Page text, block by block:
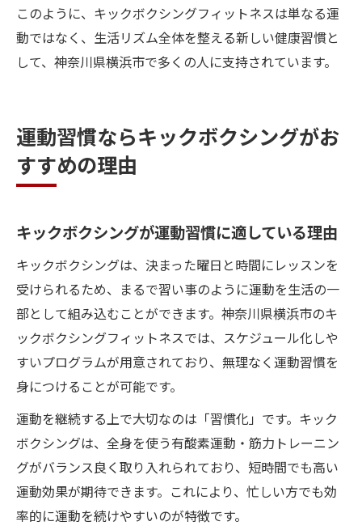
このように、キックボクシングフィットネスは単なる運
動ではなく、生活リズム全体を整える新しい健康習慣と
して、神奈川県横浜市で多くの人に支持されています。
運動習慣ならキックボクシングがお
すすめの理由
キックボクシングが運動習慣に適している理由
キックボクシングは、決まった曜日と時間にレッスンを
受けられるため、まるで習い事のように運動を生活の一
部として組み込むことができます。神奈川県横浜市のキ
ックボクシングフィットネスでは、スケジュール化しや
すいプログラムが用意されており、無理なく運動習慣を
身につけることが可能です。
運動を継続する上で大切なのは「習慣化」です。キック
ボクシングは、全身を使う有酸素運動・筋力トレーニン
グがバランス良く取り入れられており、短時間でも高い
運動効果が期待できます。これにより、忙しい方でも効
率的に運動を続けやすいのが特徴です。